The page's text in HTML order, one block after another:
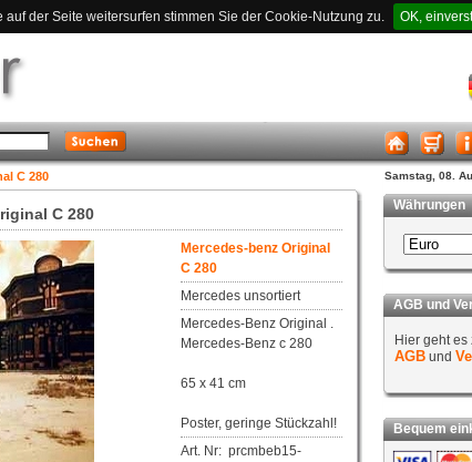
der Seite weitersurfen stimmen Sie der Cookie-Nutzung zu. OK,
C 280 Samstag, 08.
C 280
Mercedes-benz Original
C 280
Mercedes unsortiert
Mercedes-Benz Original .
Mercedes-Benz c 280
65 x 41 cm
Poster, geringe Stückzahl!
Art. Nr: prcmbeb15-
Währungen
AGB und
Hier geht es
AGB und
Bequem